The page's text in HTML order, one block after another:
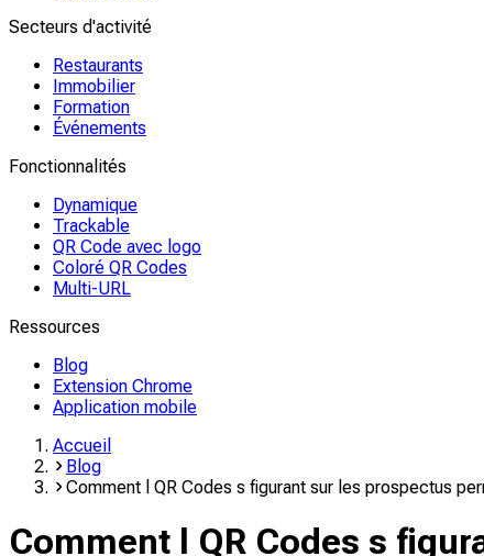
Secteurs d'activité
Restaurants
Immobilier
Formation
Événements
Fonctionnalités
Dynamique
Trackable
QR Code avec logo
Coloré QR Codes
Multi-URL
Ressources
Blog
Extension Chrome
Application mobile
Accueil
Blog
Comment l QR Codes s figurant sur les prospectus
Comment l QR Codes s